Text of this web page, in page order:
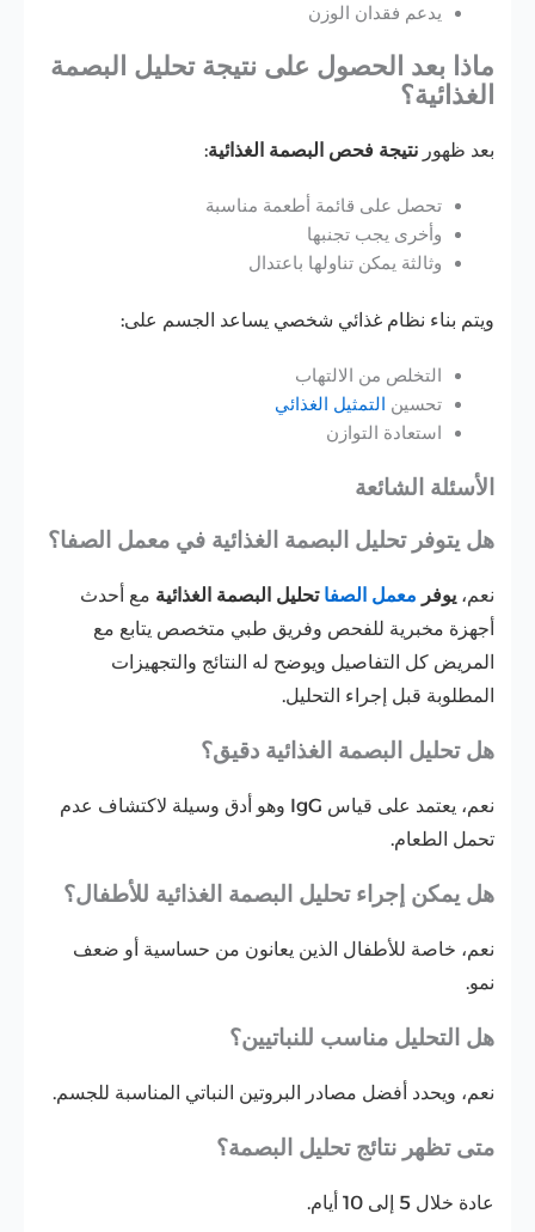
يدعم فقدان الوزن
ماذا بعد الحصول على نتيجة تحليل البصمة
الغذائية؟
بعد ظهورنتيجة فحص البصمة الغذائية:
تحصل على قائمة أطعمة مناسبة
وأخرى يجب تجنبها
وثالثة يمكن تناولها باعتدال
ويتم بناء نظام غذائي شخصي يساعد الجسم على:
التخلص من الالتهاب
تحسين التمثيل الغذائي
استعادة التوازن
الأسئلة الشائعة
هل يتوفر تحليل البصمة الغذائية في معمل الصفا؟
نعم،يوفر معمل الصفا تحليل البصمة الغذائية مع أحدث
أجهزة مخبرية للفحص وفريق طبي متخصص يتابع مع
المريض كل التفاصيل ويوضح له النتائج والتجهيزات
المطلوبة قبل إجراء التحليل.
هل تحليل البصمة الغذائية دقيق؟
نعم، يعتمد على قياس IgG وهو أدق وسيلة لاكتشاف عدم
تحمل الطعام.
هل يمكن إجراء تحليل البصمة الغذائية للأطفال؟
نعم، خاصة للأطفال الذين يعانون من حساسية أو ضعف
نمو.
هل التحليل مناسب للنباتيين؟
نعم، ويحدد أفضل مصادر البروتين النباتي المناسبة للجسم.
متى تظهر نتائج تحليل البصمة؟
عادة خلال 5 إلى 10 أيام.